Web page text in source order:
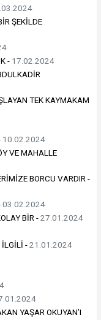
ŞEKİLDE
- 17.02.2024
TEK KAYMAKAM
10.02.2024
VE MAHALLE
BORCU VARDIR -
03.02.2024
BİR -27.01.2024
İLGİLİ -21.01.2024
YAŞAR OKUYAN’I